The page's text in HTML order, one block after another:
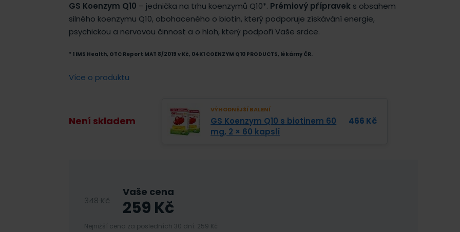
GS Koenzym Q10 – jednička na trhu koenzymů Q10*. Prémiový přípravek s obsahem
silného koenzymu Q10, obohaceného o biotin, který podporuje získávání energie,
psychickou a nervovou činnost a o hloh, který podpoří Vaše srdce.
* 1 IMS Health, OTC Report MAT 8/2019 v Kč, 04K1 COENZYM Q10 PRODUCTS, lékárny ČR.
Více o produktu
Není skladem
VÝHODNĚJŠÍ BALENÍ
GS Koenzym Q10 s biotinem 60
mg, 2 × 60 kapslí
466 Kč
348Kč
Vaše cena
259 Kč
Nejnižší cena za posledních 30 dní: 259 Kč